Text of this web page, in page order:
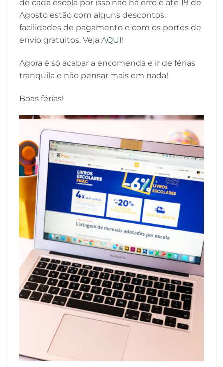
de cada escola por isso não há erro e até 19 de
Agosto estão com alguns descontos,
facilidades de pagamento e com os portes de
envio gratuitos. Veja AQUI!
Agora é só acabar a encomenda e ir de férias
tranquila e não pensar mais em nada!
Boas férias!